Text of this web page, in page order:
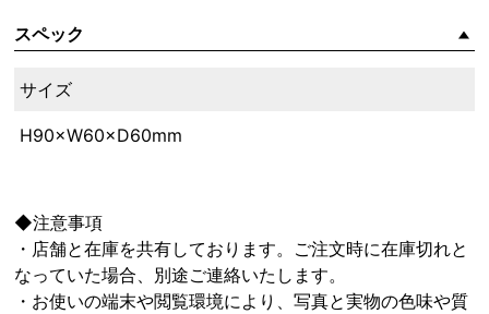
スペック
サイズ
H90×W60×D60mm
◆注意事項
・店舗と在庫を共有しております。ご注文時に在庫切れと
なっていた場合、別途ご連絡いたします。
・お使いの端末や閲覧環境により、写真と実物の色味や質